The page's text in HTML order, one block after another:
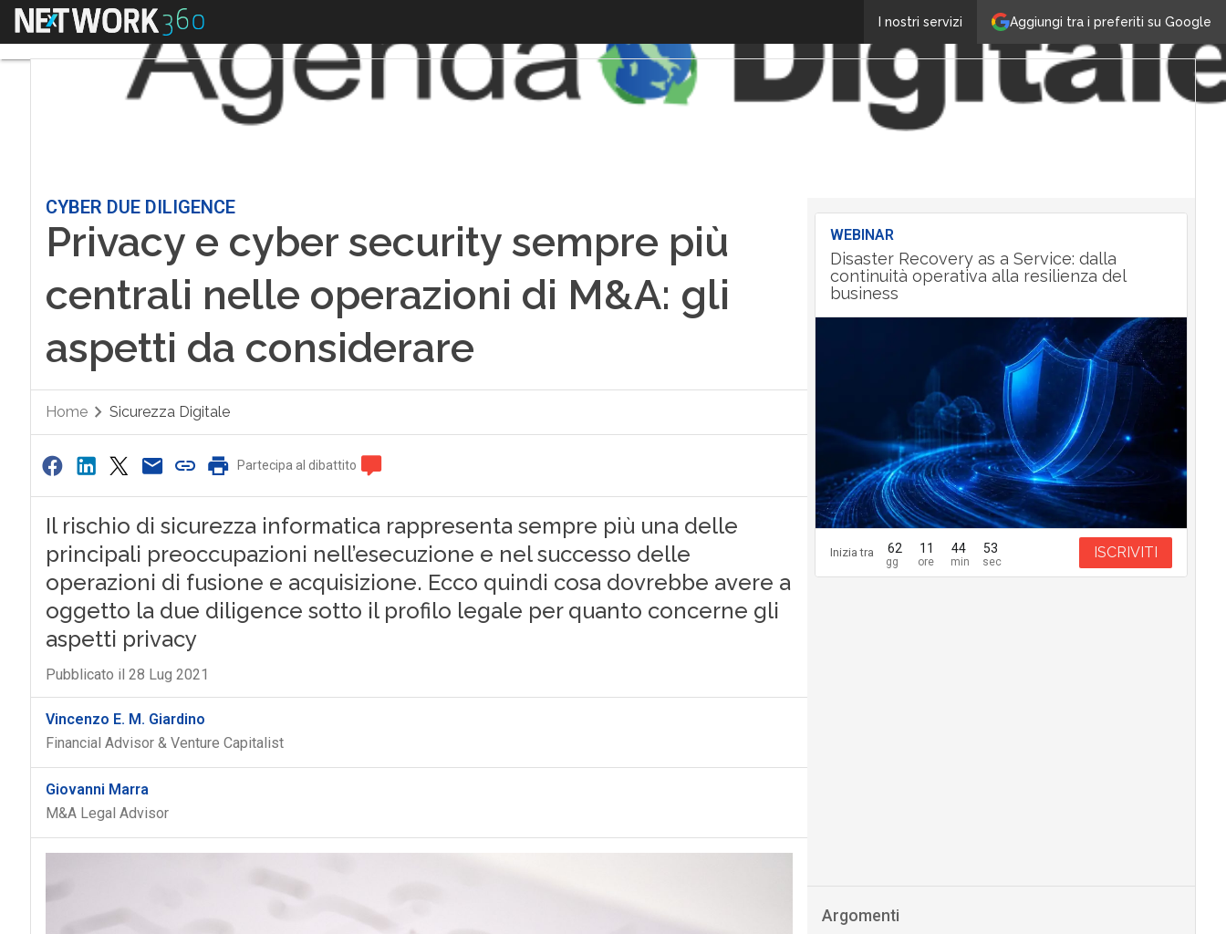
Aggiungi tra i preferiti su Google
I nostri servizi
Menu
CYBER DUE DILIGENCE
Privacy e cyber security sempre più
centrali nelle operazioni di M&A: gli
aspetti da considerare
Home Sicurezza Digitale
Partecipa al dibattito
Il rischio di sicurezza informatica rappresenta sempre più una delle
principali preoccupazioni nell’esecuzione e nel successo delle
operazioni di fusione e acquisizione. Ecco quindi cosa dovrebbe avere a
oggetto la due diligence sotto il profilo legale per quanto concerne gli
aspetti privacy
Pubblicato il 28 Lug 2021
Vincenzo E. M. Giardino
Financial Advisor & Venture Capitalist
Giovanni Marra
M&A Legal Advisor
WEBINAR
Disaster Recovery as a Service: dalla
continuità operativa alla resilienza del
business
Inizia tra 62 11 44 52 ISCRIVITI
Argomenti